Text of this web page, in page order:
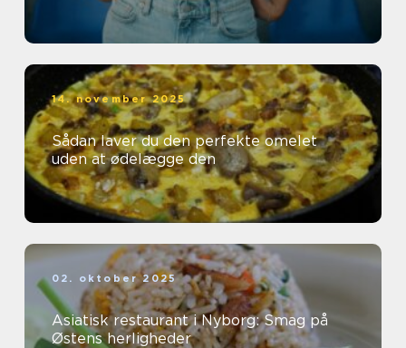
14. november 2025
Sådan laver du den perfekte omelet
uden at ødelægge den
02. oktober 2025
Asiatisk restaurant i Nyborg: Smag på
Østens herligheder